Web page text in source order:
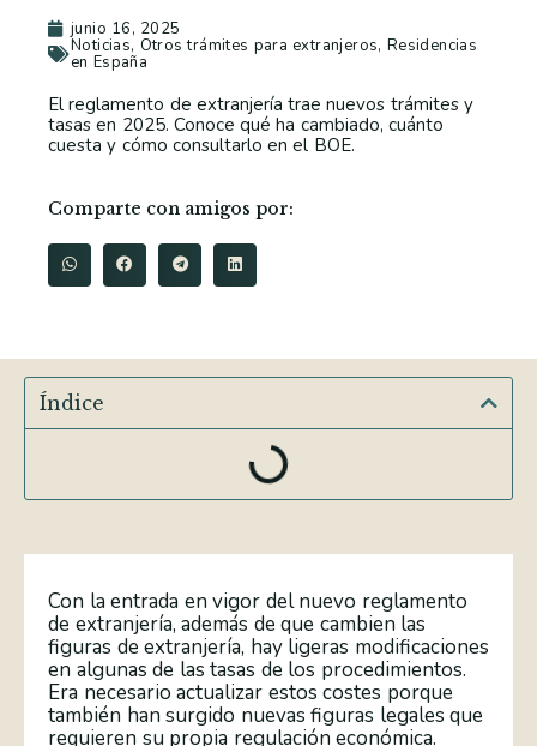
junio 16, 2025
Noticias, Otros trámites para extranjeros, Residencias
en España
El reglamento de extranjería trae nuevos trámites y
tasas en 2025. Conoce qué ha cambiado, cuánto
cuesta y cómo consultarlo en el BOE.
Comparte con amigos por:
Índice
Con la entrada en vigor del nuevo reglamento
de extranjería, además de que cambien las
figuras de extranjería, hay ligeras modificaciones
en algunas de las tasas de los procedimientos.
Era necesario actualizar estos costes porque
también han surgido nuevas figuras legales que
requieren su propia regulación económica.